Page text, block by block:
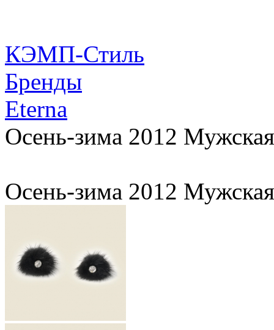
КЭМП-Стиль
Бренды
Eterna
Осень-зима 2012
Осень-зима 2012